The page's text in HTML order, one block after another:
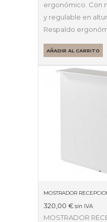
ergonómico. Con
y regulable en
Respaldo
AÑADIR AL CARRITO
MOSTRADOR
320,00 € sin IVA
MOSTRADOR